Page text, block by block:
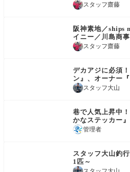
スタッフ齋藤
阪神素地／ships
イニー／川島商
ト』スタッフ齋藤
デカアジに必須
ン』、オーナー
リーズ』
スタッフ大山
巷で人気上昇中
かなステッカー』
管理者
スタッフ大山釣
1匹～